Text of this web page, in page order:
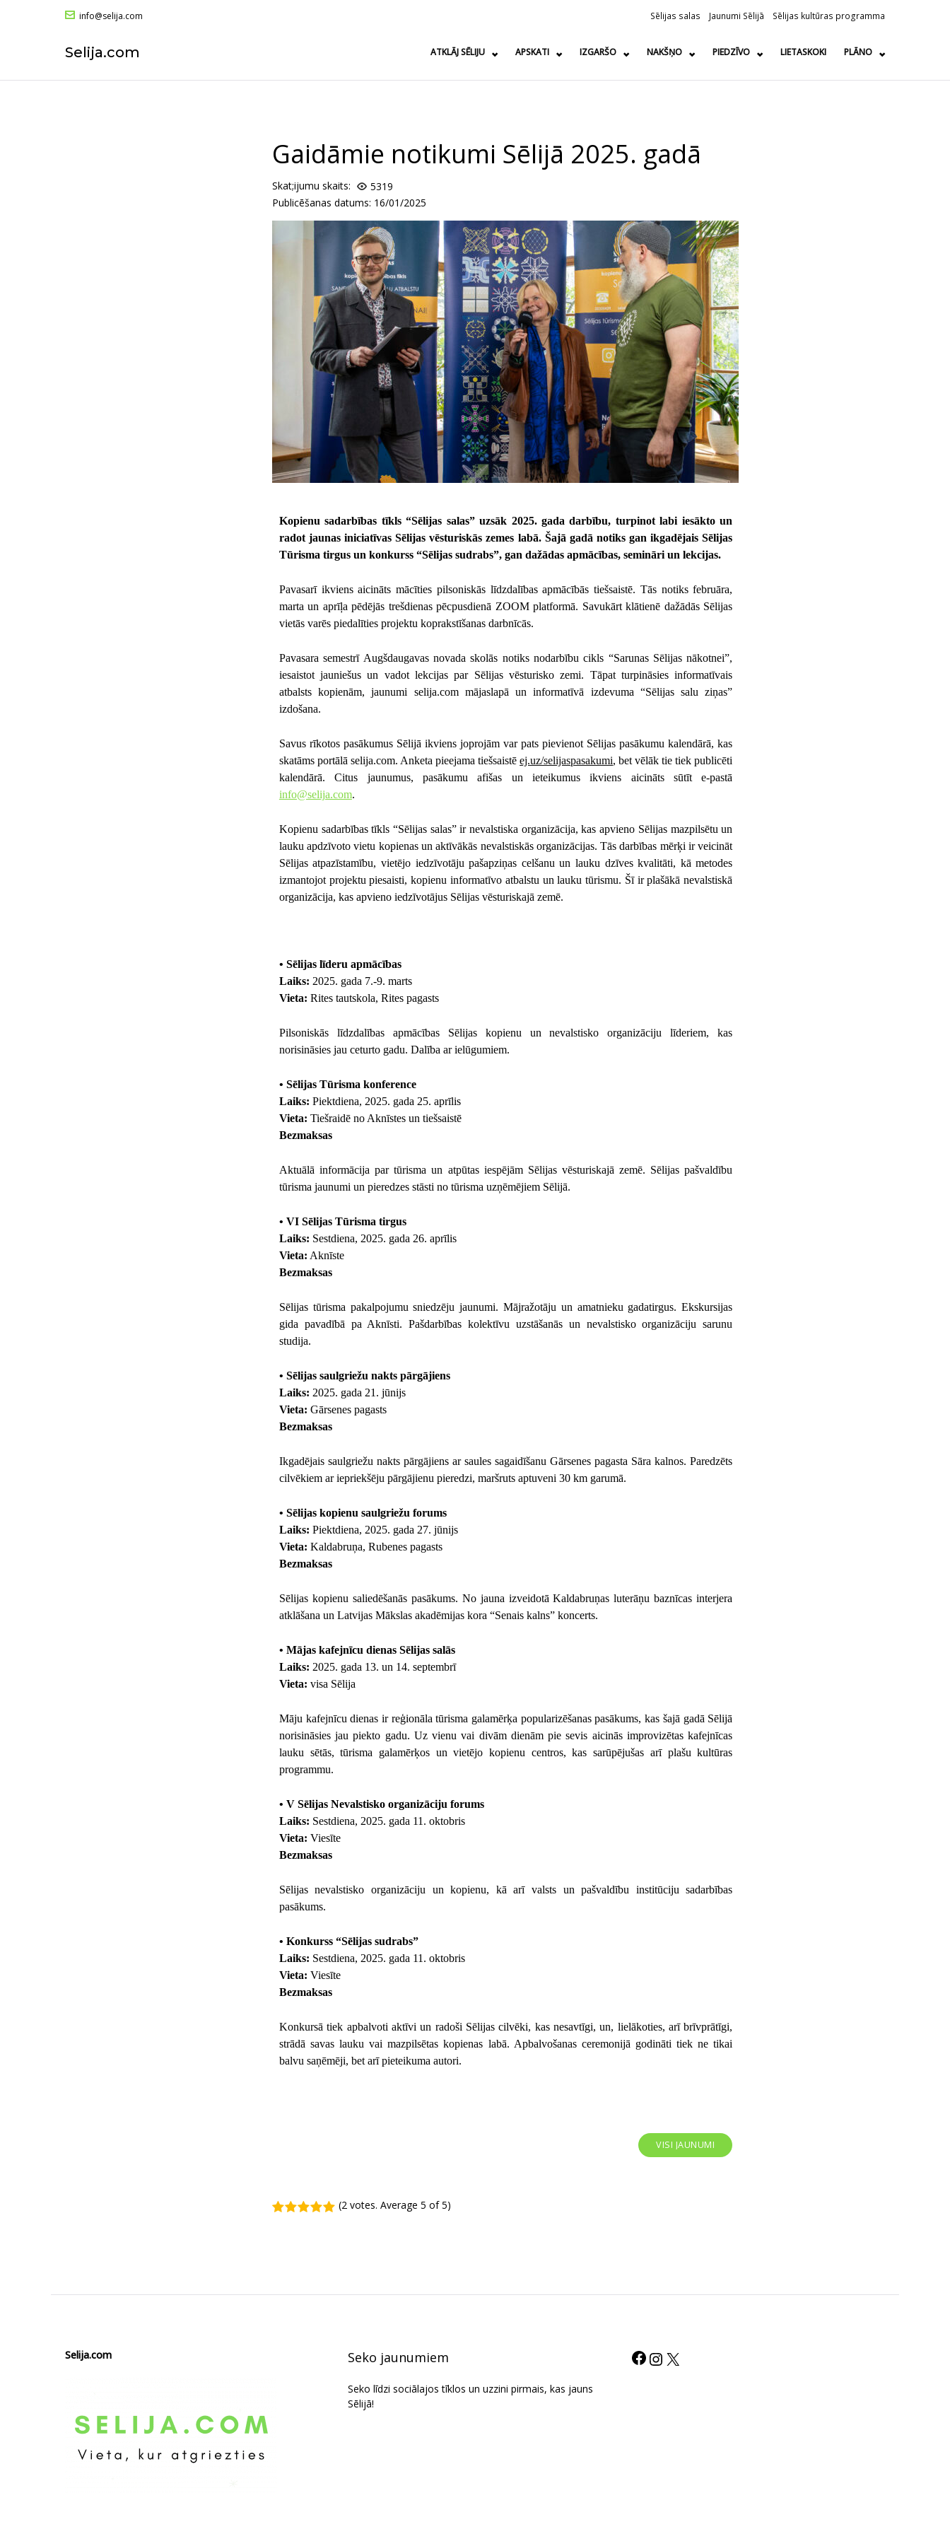
info@selija.com Sēlijas salas Jaunumi Sēlijā Sēlijas kultūras programma
Selija.com ATKLĀJ SĒLIJU APSKATI IZGARŠO NAKŠŅO PIEDZĪVO LIETASKOKI PLĀNO
Gaidāmie notikumi Sēlijā 2025. gadā
Skat;ijumu skaits:
5319
Publicēšanas datums: 16/01/2025
Kopienu sadarbības tīkls “Sēlijas salas” uzsāk 2025. gada darbību, turpinot labi iesākto un
radot jaunas iniciatīvas Sēlijas vēsturiskās zemes labā. Šajā gadā notiks gan ikgadējais Sēlijas
Tūrisma tirgus un konkurss “Sēlijas sudrabs”, gan dažādas apmācības, semināri un lekcijas.
Pavasarī ikviens aicināts mācīties pilsoniskās līdzdalības apmācībās tiešsaistē. Tās notiks februāra,
marta un aprīļa pēdējās trešdienas pēcpusdienā ZOOM platformā. Savukārt klātienē dažādās Sēlijas
vietās varēs piedalīties projektu koprakstīšanas darbnīcās.
Pavasara semestrī Augšdaugavas novada skolās notiks nodarbību cikls “Sarunas Sēlijas nākotnei”,
iesaistot jauniešus un vadot lekcijas par Sēlijas vēsturisko zemi. Tāpat turpināsies informatīvais
atbalsts kopienām, jaunumi selija.com mājaslapā un informatīvā izdevuma “Sēlijas salu ziņas”
izdošana.
Savus rīkotos pasākumus Sēlijā ikviens joprojām var pats pievienot Sēlijas pasākumu kalendārā, kas
skatāms portālā selija.com. Anketa pieejama tiešsaistēej.uz/selijaspasakumi, bet vēlāk tie tiek publicēti
kalendārā. Citus jaunumus, pasākumu afišas un ieteikumus ikviens aicināts sūtīt e-pastā
info@selija.com.
Kopienu sadarbības tīkls “Sēlijas salas” ir nevalstiska organizācija, kas apvieno Sēlijas mazpilsētu un
lauku apdzīvoto vietu kopienas un aktīvākās nevalstiskās organizācijas. Tās darbības mērķi ir veicināt
Sēlijas atpazīstamību, vietējo iedzīvotāju pašapziņas celšanu un lauku dzīves kvalitāti, kā metodes
izmantojot projektu piesaisti, kopienu informatīvo atbalstu un lauku tūrismu. Šī ir plašākā nevalstiskā
organizācija, kas apvieno iedzīvotājus Sēlijas vēsturiskajā zemē.
• Sēlijas līderu apmācības
Laiks: 2025. gada 7.-9. marts
Vieta: Rites tautskola, Rites pagasts
Pilsoniskās līdzdalības apmācības Sēlijas kopienu un nevalstisko organizāciju līderiem, kas
norisināsies jau ceturto gadu. Dalība ar ielūgumiem.
• Sēlijas Tūrisma konference
Laiks: Piektdiena, 2025. gada 25. aprīlis
Vieta: Tiešraidē no Aknīstes un tiešsaistē
Bezmaksas
Aktuālā informācija par tūrisma un atpūtas iespējām Sēlijas vēsturiskajā zemē. Sēlijas pašvaldību
tūrisma jaunumi un pieredzes stāsti no tūrisma uzņēmējiem Sēlijā.
• VI Sēlijas Tūrisma tirgus
Laiks: Sestdiena, 2025. gada 26. aprīlis
Vieta: Aknīste
Bezmaksas
Sēlijas tūrisma pakalpojumu sniedzēju jaunumi. Mājražotāju un amatnieku gadatirgus. Ekskursijas
gida pavadībā pa Aknīsti. Pašdarbības kolektīvu uzstāšanās un nevalstisko organizāciju sarunu
studija.
• Sēlijas saulgriežu nakts pārgājiens
Laiks: 2025. gada 21. jūnijs
Vieta: Gārsenes pagasts
Bezmaksas
Ikgadējais saulgriežu nakts pārgājiens ar saules sagaidīšanu Gārsenes pagasta Sāra kalnos. Paredzēts
cilvēkiem ar iepriekšēju pārgājienu pieredzi, maršruts aptuveni 30 km garumā.
• Sēlijas kopienu saulgriežu forums
Laiks: Piektdiena, 2025. gada 27. jūnijs
Vieta: Kaldabruņa, Rubenes pagasts
Bezmaksas
Sēlijas kopienu saliedēšanās pasākums. No jauna izveidotā Kaldabruņas luterāņu baznīcas interjera
atklāšana un Latvijas Mākslas akadēmijas kora “Senais kalns” koncerts.
• Mājas kafejnīcu dienas Sēlijas salās
Laiks: 2025. gada 13. un 14. septembrī
Vieta: visa Sēlija
Māju kafejnīcu dienas ir reģionāla tūrisma galamērķa popularizēšanas pasākums, kas šajā gadā Sēlijā
norisināsies jau piekto gadu. Uz vienu vai divām dienām pie sevis aicinās improvizētas kafejnīcas
lauku sētās, tūrisma galamērķos un vietējo kopienu centros, kas sarūpējušas arī plašu kultūras
programmu.
• V Sēlijas Nevalstisko organizāciju forums
Laiks: Sestdiena, 2025. gada 11. oktobris
Vieta: Viesīte
Bezmaksas
Sēlijas nevalstisko organizāciju un kopienu, kā arī valsts un pašvaldību institūciju sadarbības
pasākums.
• Konkurss “Sēlijas sudrabs”
Laiks: Sestdiena, 2025. gada 11. oktobris
Vieta: Viesīte
Bezmaksas
Konkursā tiek apbalvoti aktīvi un radoši Sēlijas cilvēki, kas nesavtīgi, un, lielākoties, arī brīvprātīgi,
strādā savas lauku vai mazpilsētas kopienas labā. Apbalvošanas ceremonijā godināti tiek ne tikai
balvu saņēmēji, bet arī pieteikuma autori.
VISI JAUNUMI
(2 votes. Average 5 of 5)
Selija.com Seko jaunumiem
Seko līdzi sociālajos tīklos un uzzini pirmais, kas jauns
Sēlijā!